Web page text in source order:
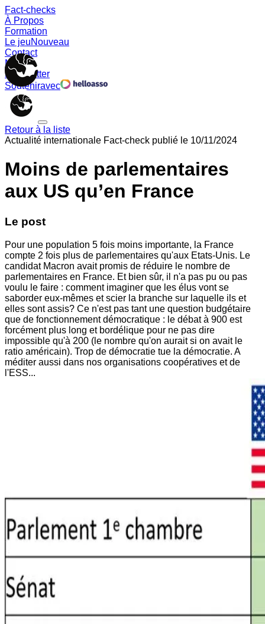
Fact-checks
À Propos
Formation
Le jeuNouveau
Contact
Memes
Newsletter
Souteniravec
Retour à la liste
Actualité internationale Fact-check publié le 10/11/2024
Moins de parlementaires
aux US qu’en France
Le post
Pour une population 5 fois moins importante, la France
compte 2 fois plus de parlementaires qu'aux Etats-Unis. Le
candidat Macron avait promis de réduire le nombre de
parlementaires en France. Et bien sûr, il n'a pas pu ou pas
voulu le faire : comment imaginer que les élus vont se
saborder eux-mêmes et scier la branche sur laquelle ils et
elles sont assis? Ce n'est pas tant une question budgétaire
que de fonctionnement démocratique : le débat à 900 est
forcément plus long et bordélique pour ne pas dire
impossible qu'à 200 (le nombre qu'on aurait si on avait le
ratio américain). Trop de démocratie tue la démocratie. A
méditer aussi dans nos organisations coopératives et de
l'ESS...